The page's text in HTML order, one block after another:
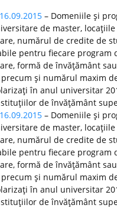
– Domeniile şi
de master, locaţiile
numărul de credite de
pentru fiecare program
formă de învăţământ
şi numărul maxim
în anul universitar
de învăţământ
– Domeniile şi
de master, locaţiile
numărul de credite de
pentru fiecare program
formă de învăţământ
şi numărul maxim
în anul universitar
de învăţământ